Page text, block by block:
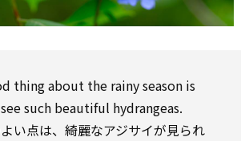
thing about the rainy season is
such beautiful hydrangeas.
い点は、綺麗なアジサイが見られ